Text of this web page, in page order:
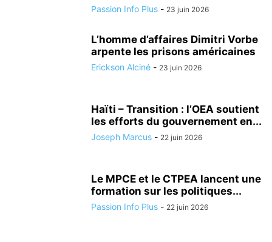
Passion Info Plus - 23 juin 2026
L’homme d’affaires Dimitri Vorbe
arpente les prisons américaines
Erickson Alciné - 23 juin 2026
Haïti – Transition : l’OEA soutient
les efforts du gouvernement en...
Joseph Marcus - 22 juin 2026
Le MPCE et le CTPEA lancent une
formation sur les politiques...
Passion Info Plus - 22 juin 2026